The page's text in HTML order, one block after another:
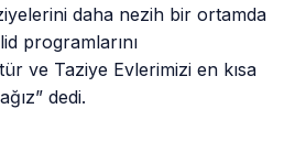
daha nezih bir ortamda
programlarını
ve Taziye Evlerimizi en kısa
dedi.